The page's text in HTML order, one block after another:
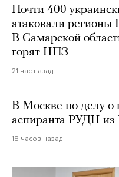
Почти 400
атаковали регионы
В Самарской
горят НПЗ
21 час назад
В Москве по делу о
аспиранта РУДН из
18 часов назад